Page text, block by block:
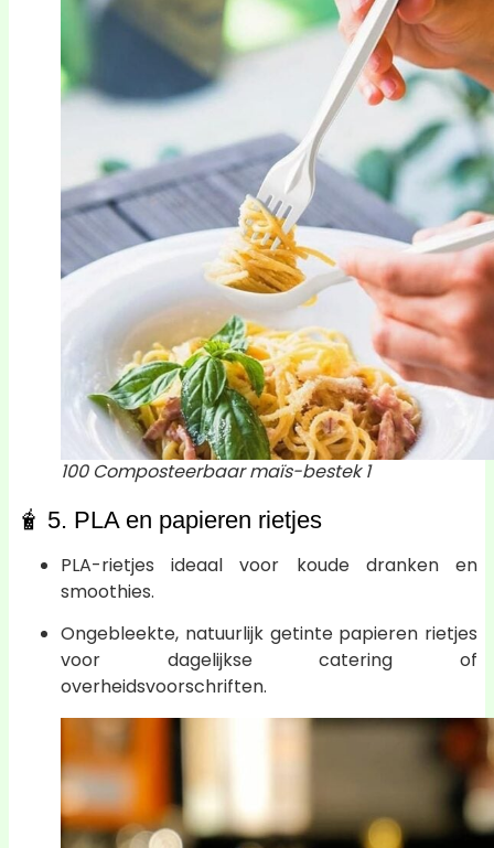
100 Composteerbaar maïs-bestek 1
🧋 5. PLA en papieren rietjes
PLA-rietjes ideaal voor koude dranken en
smoothies.
Ongebleekte, natuurlijk getinte papieren rietjes
voor dagelijkse catering of
overheidsvoorschriften.